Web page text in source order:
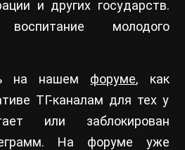
и других государств.
воспитание молодого
на нашем форуме, как
ТГ-каналам для тех у
или заблокирован
На форуме уже